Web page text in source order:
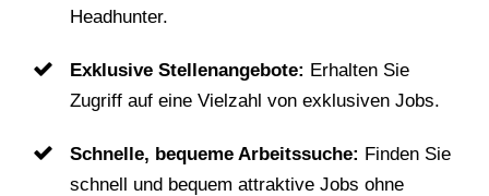
Headhunter.
Exklusive Stellenangebote: Erhalten Sie
Zugriff auf eine Vielzahl von exklusiven Jobs.
Schnelle, bequeme Arbeitssuche: Finden Sie
schnell und bequem attraktive Jobs ohne